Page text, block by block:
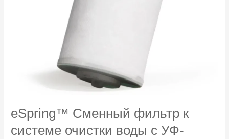
eSpring™ Сменный фильтр к
cистеме очистки воды с УФ-